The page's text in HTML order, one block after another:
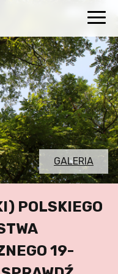
GALERIA
POLSKIEGO
19-